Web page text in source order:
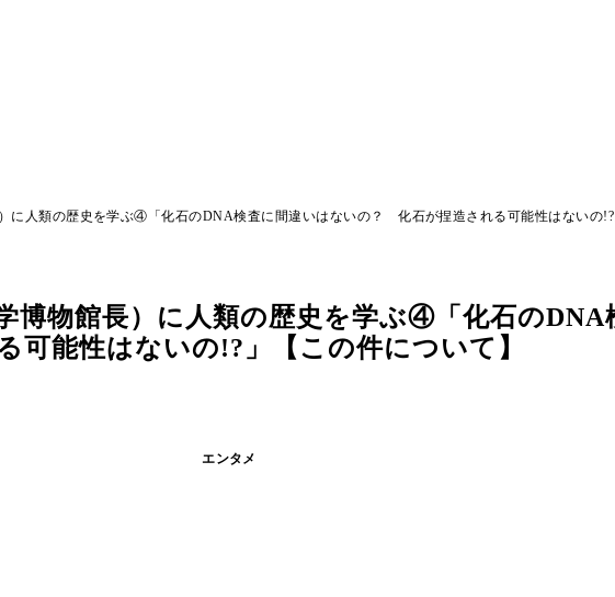
に人類の歴史を学ぶ④「化石のDNA検査に間違いはないの？ 化石が捏造される可能性はないの!?
博物館長）に人類の歴史を学ぶ④「化石のDNA
能性はないの!?」【この件について】
エンタメ